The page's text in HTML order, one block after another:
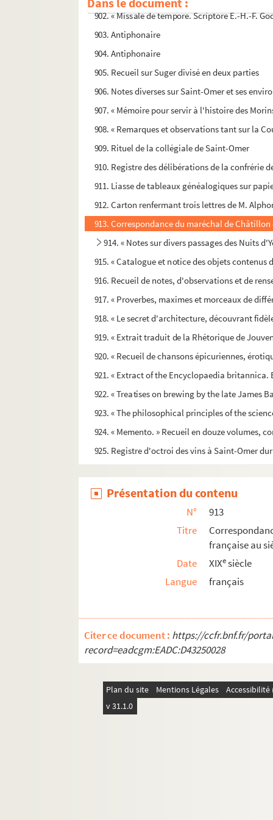
902. « Missale de tempore. Scriptore E.-H.-F.
903. Antiphonaire
904. Antiphonaire
905. Recueil sur Suger divisé en deux parties
906. Notes diverses sur Saint-Omer et ses
907. « Mémoire pour servir à l'histoire des
908. « Remarques et observations tant sur la
909. Rituel de la collégiale de Saint-Omer
910. Registre des délibérations de la confrérie
911. Liasse de tableaux généalogiques sur
912. Carton renfermant trois lettres de M.
913. Correspondance du maréchal de
914. « Notes sur divers passages des Nuits
915. « Catalogue et notice des objets contenus
916. Recueil de notes, d'observations et de
917. « Proverbes, maximes et morceaux de
918. « Le secret d'architecture, découvrant
919. « Extrait traduit de la Rhétorique de
920. « Recueil de chansons épicuriennes,
921. « Extract of the Encyclopaedia
922. « Treatises on brewing by the late James
923. « The philosophical principles of the
924. « Memento. » Recueil en douze volumes,
925. Registre d'octroi des vins à Saint-Omer
Présentation du contenu
N°
913
Titre
française au
Date
XIXesiècle
Langue
français
Citer ce document : https://ccfr.bnf.fr/
record=eadcgm:EADC:D43250028
Plan du site Mentions Légales
v 31.1.0